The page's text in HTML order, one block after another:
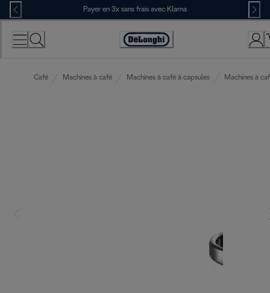
Skip
to
Content
Payer en 3x sans frais avec Klarna
Déclaration
Café Machines à café Machines à café à capsules Machines à